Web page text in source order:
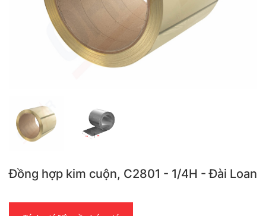
Đồng hợp kim cuộn, C2801 - 1/4H - Đài Loan